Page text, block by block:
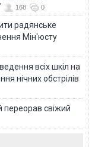
168 0
радянське
Мін'юсту
всіх шкіл на
нічних обстрілів
свіжий